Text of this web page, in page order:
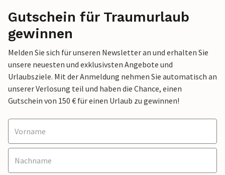
Gutschein für Traumurlaub
gewinnen
Melden Sie sich für unseren Newsletter an und erhalten Sie
unsere neuesten und exklusivsten Angebote und
Urlaubsziele. Mit der Anmeldung nehmen Sie automatisch an
unserer Verlosung teil und haben die Chance, einen
Gutschein von 150 € für einen Urlaub zu gewinnen!